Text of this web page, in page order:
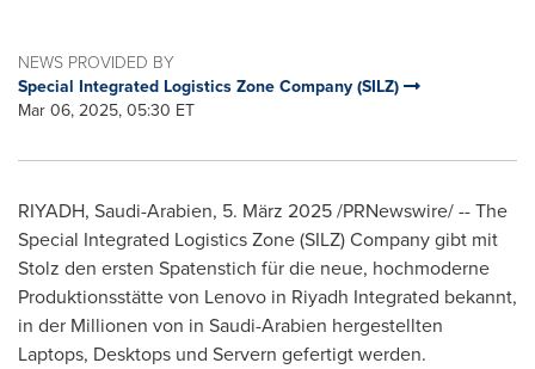
NEWS PROVIDED BY
Special Integrated Logistics Zone Company (SILZ)
Mar 06, 2025, 05:30 ET
RIYADH, Saudi-Arabien, 5. März 2025/PRNewswire/ -- The
Special Integrated Logistics Zone (SILZ) Company gibt mit
Stolz den ersten Spatenstich für die neue, hochmoderne
Produktionsstätte von Lenovo in Riyadh Integrated bekannt,
in der Millionen von in Saudi-Arabien hergestellten
Laptops, Desktops und Servern gefertigt werden.